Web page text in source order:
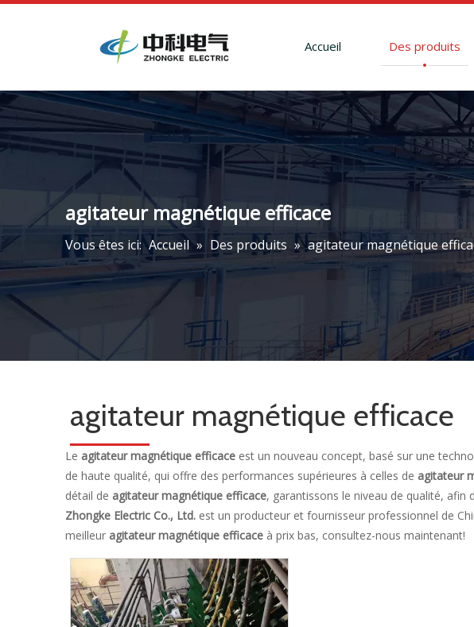
Accueil Des produits
agitateur magnétique efficace
Vous êtes ici: Accueil » Des produits » agitateur magnétique
agitateur magnétique efficace
Le agitateur magnétique efficace est un nouveau concept, basé sur une
de haute qualité, qui offre des performances supérieures à celles de agitateur
détail de agitateur magnétique efficace, garantissons le niveau de qualité,
Zhongke Electric Co., Ltd. est un producteur et fournisseur professionnel de
meilleur agitateur magnétique efficace à prix bas, consultez-nous maintenant!